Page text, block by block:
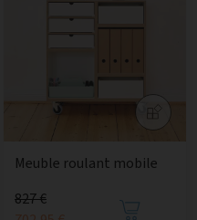
Meuble roulant mobile
827 €